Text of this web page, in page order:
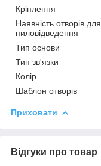
Кріплення
Наявність отворів для
пиловідведення
Тип основи
Тип зв'язки
Колір
Шаблон отворів
Приховати
Відгуки про товар